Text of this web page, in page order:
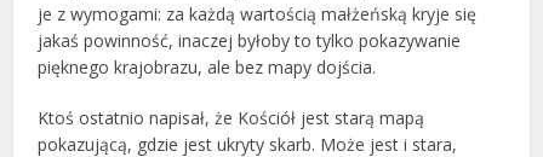
je z wymogami: za każdą wartością małżeńską kryje się
jakaś powinność, inaczej byłoby to tylko pokazywanie
pięknego krajobrazu, ale bez mapy dojścia.
Ktoś ostatnio napisał, że Kościół jest starą mapą
pokazującą, gdzie jest ukryty skarb. Może jest i stara,